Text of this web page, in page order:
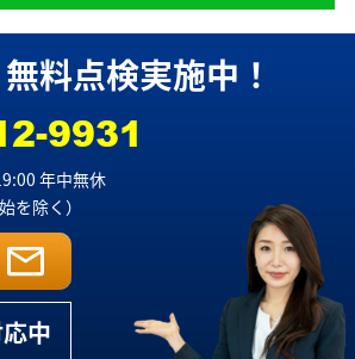
料点検実施中！
9931
年中無休
を除く）
中